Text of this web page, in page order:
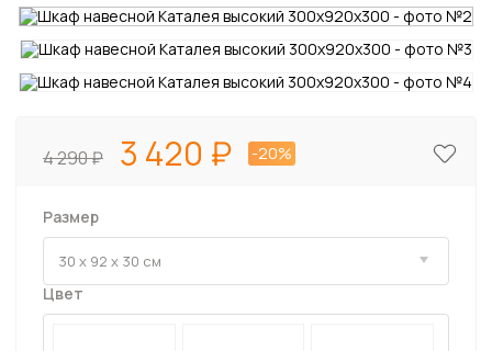
4 290 3 420 -20%
Размер
Цвет